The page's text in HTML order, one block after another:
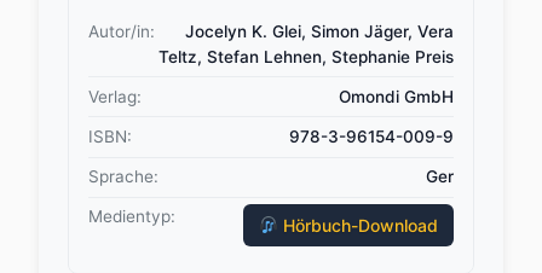
Autor/in:
Jocelyn K. Glei, Simon Jäger, Vera
Teltz, Stefan Lehnen, Stephanie Preis
Verlag: Omondi GmbH
ISBN: 978-3-96154-009-9
Sprache: Ger
Medientyp: Hörbuch-Download